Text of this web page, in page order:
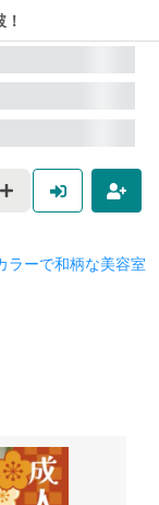
ラーで和柄な美容室